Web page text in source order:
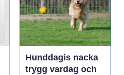
Hunddagis nacka
trygg vardag och